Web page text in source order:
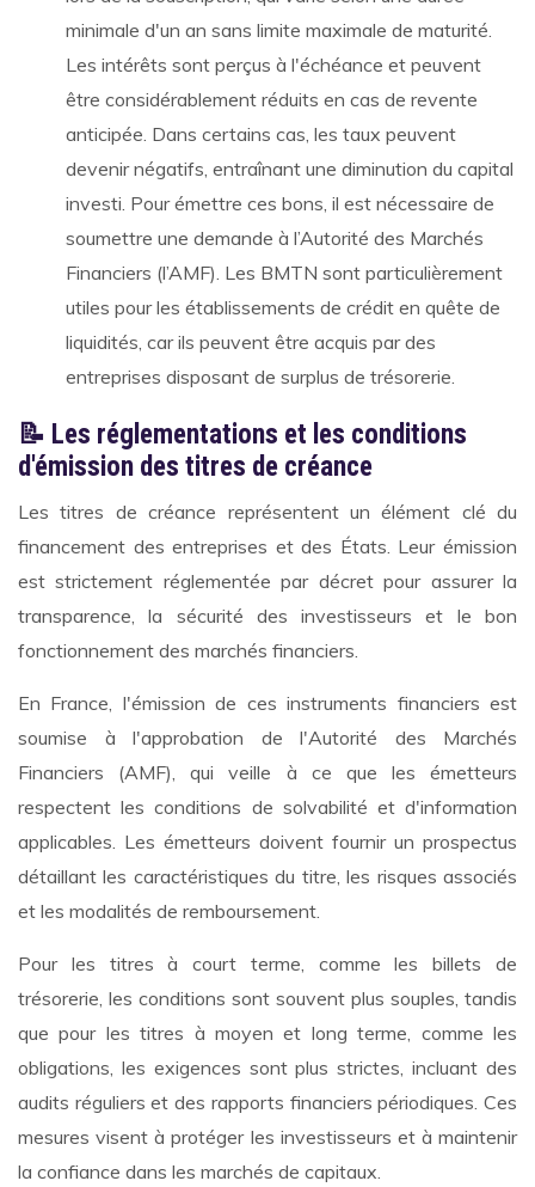
minimale d'un an sans limite maximale de maturité.
Les intérêts sont perçus à l'échéance et peuvent
être considérablement réduits en cas de revente
anticipée. Dans certains cas, les taux peuvent
devenir négatifs, entraînant une diminution du capital
investi. Pour émettre ces bons, il est nécessaire de
soumettre une demande à l’Autorité des Marchés
Financiers (l’AMF). Les BMTN sont particulièrement
utiles pour les établissements de crédit en quête de
liquidités, car ils peuvent être acquis par des
entreprises disposant de surplus de trésorerie.
📝 Les réglementations et les conditions
d'émission des titres de créance
Les titres de créance représentent un élément clé du
financement des entreprises et des États. Leur émission
est strictement réglementée par décret pour assurer la
transparence, la sécurité des investisseurs et le bon
fonctionnement des marchés financiers.
En France, l'émission de ces instruments financiers est
soumise à l'approbation de l'Autorité des Marchés
Financiers (AMF), qui veille à ce que les émetteurs
respectent les conditions de solvabilité et d'information
applicables. Les émetteurs doivent fournir un prospectus
détaillant les caractéristiques du titre, les risques associés
et les modalités de remboursement.
Pour les titres à court terme, comme les billets de
trésorerie, les conditions sont souvent plus souples, tandis
que pour les titres à moyen et long terme, comme les
obligations, les exigences sont plus strictes, incluant des
audits réguliers et des rapports financiers périodiques. Ces
mesures visent à protéger les investisseurs et à maintenir
la confiance dans les marchés de capitaux.